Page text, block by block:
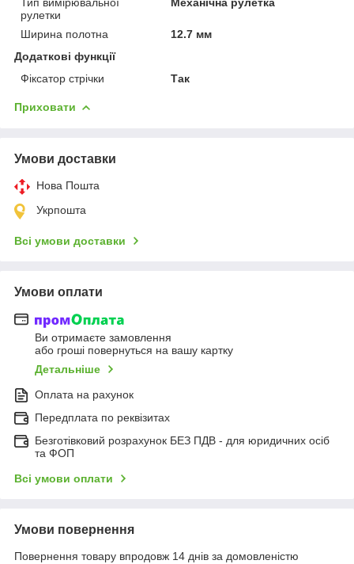
рулетки
Ширина полотна
12.7 мм
Додаткові функції
Фіксатор стрічки
Так
Приховати
Умови доставки
Нова Пошта
Укрпошта
Всі умови доставки
Умови оплати
Ви отримаєте замовлення
або гроші повернуться на вашу картку
Детальніше
Оплата на рахунок
Передплата по реквізитах
Безготівковий розрахунок БЕЗ ПДВ - для юридичних осіб
та ФОП
Всі умови оплати
Умови повернення
Повернення товару впродовж 14 днів за домовленістю